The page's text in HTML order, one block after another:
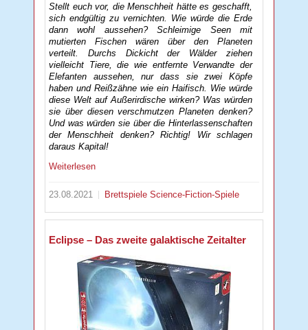
Stellt euch vor, die Menschheit hätte es geschafft,
sich endgültig zu vernichten. Wie würde die Erde
dann wohl aussehen? Schleimige Seen mit
mutierten Fischen wären über den Planeten
verteilt. Durchs Dickicht der Wälder ziehen
vielleicht Tiere, die wie entfernte Verwandte der
Elefanten aussehen, nur dass sie zwei Köpfe
haben und Reißzähne wie ein Haifisch. Wie würde
diese Welt auf Außerirdische wirken? Was würden
sie über diesen verschmutzen Planeten denken?
Und was würden sie über die Hinterlassenschaften
der Menschheit denken? Richtig! Wir schlagen
daraus Kapital!
Weiterlesen
23.08.2021 BrettspieleScience-Fiction-Spiele
Eclipse – Das zweite galaktische Zeitalter